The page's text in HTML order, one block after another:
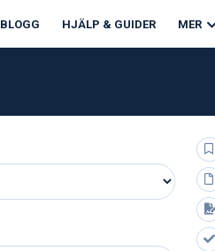
BLOGG HJÄLP & GUIDER MER